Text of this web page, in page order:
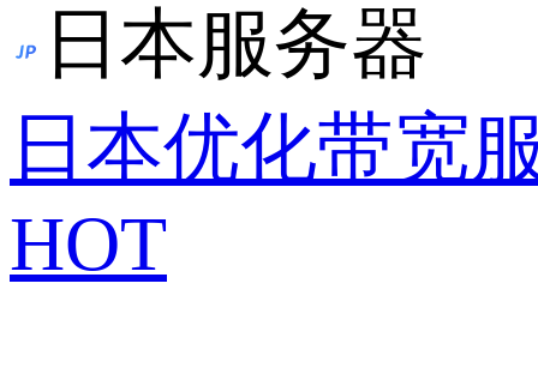
日本服务器
日本优化带宽
HOT